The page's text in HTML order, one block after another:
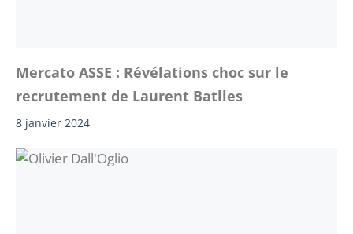
Mercato ASSE : Révélations choc sur le
recrutement de Laurent Batlles
8 janvier 2024